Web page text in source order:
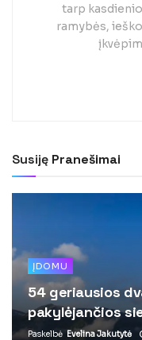
tarp
ramybės,
Susiję Pranešimai
ĮDOMU
54 geriausios
pakylėjančios
Paskelbė Evelina Jakutytė